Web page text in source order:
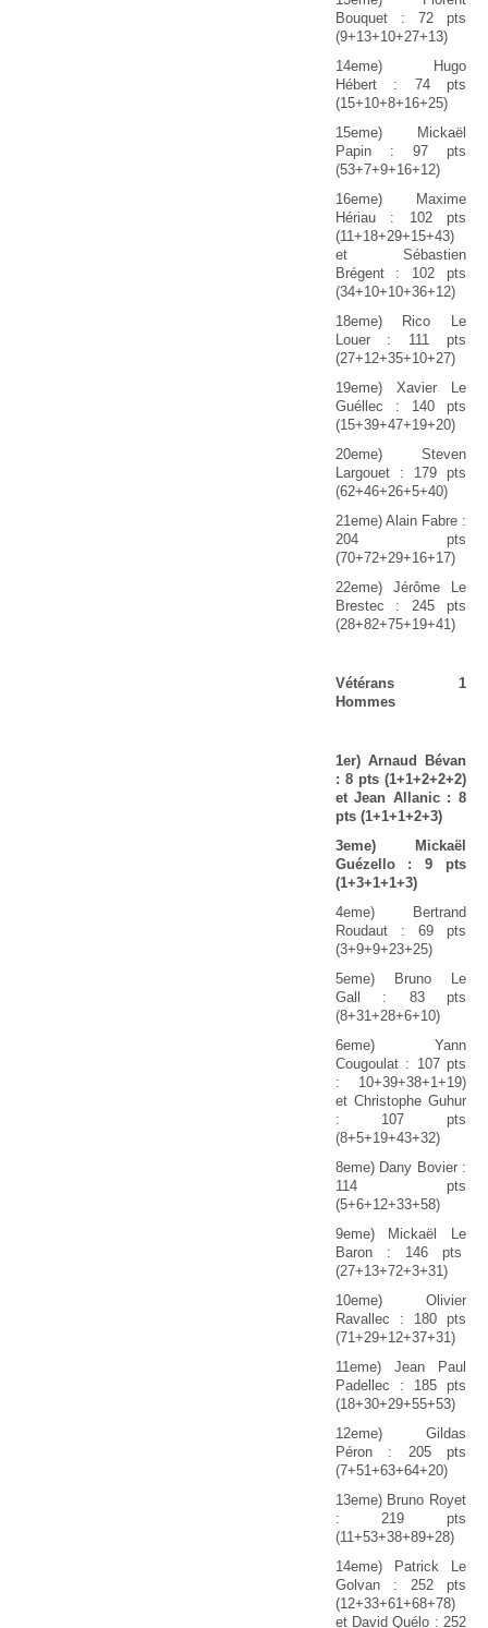
Bouquet : 72 pts
(9+13+10+27+13)
14eme) Hugo
Hébert : 74 pts
(15+10+8+16+25)
15eme) Mickaël
Papin : 97 pts
(53+7+9+16+12)
16eme) Maxime
Hériau : 102 pts
(11+18+29+15+43)
et Sébastien
Brégent : 102 pts
(34+10+10+36+12)
18eme) Rico Le
Louer : 111 pts
(27+12+35+10+27)
19eme) Xavier Le
Guéllec : 140 pts
(15+39+47+19+20)
20eme) Steven
Largouet : 179 pts
(62+46+26+5+40)
21eme) Alain Fabre :
204 pts
(70+72+29+16+17)
22eme) Jérôme Le
Brestec : 245 pts
(28+82+75+19+41)
Vétérans 1
Hommes
1er) Arnaud Bévan
: 8 pts (1+1+2+2+2)
et Jean Allanic : 8
pts (1+1+1+2+3)
3eme) Mickaël
Guézello : 9 pts
(1+3+1+1+3)
4eme) Bertrand
Roudaut : 69 pts
(3+9+9+23+25)
5eme) Bruno Le
Gall : 83 pts
(8+31+28+6+10)
6eme) Yann
Cougoulat : 107 pts
: 10+39+38+1+19)
et Christophe Guhur
: 107 pts
(8+5+19+43+32)
8eme) Dany Bovier :
114 pts
(5+6+12+33+58)
9eme) Mickaël Le
Baron : 146 pts
(27+13+72+3+31)
10eme) Olivier
Ravallec : 180 pts
(71+29+12+37+31)
11eme) Jean Paul
Padellec : 185 pts
(18+30+29+55+53)
12eme) Gildas
Péron : 205 pts
(7+51+63+64+20)
13eme) Bruno Royet
: 219 pts
(11+53+38+89+28)
14eme) Patrick Le
Golvan : 252 pts
(12+33+61+68+78)
et David Quélo : 252